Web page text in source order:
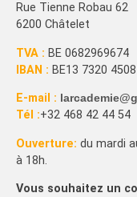
Rue Tienne Robau 62
6200 Châtelet
TVA : BE 0682969674
IBAN : BE13 7320
E-mail :
Tél :+32 468 42 44 54
Ouverture: du mardi
à 18h.
Vous souhaitez un